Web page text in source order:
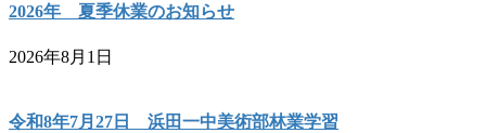
2026年 夏季休業のお知らせ
2026年8月1日
令和8年7月27日 浜田一中美術部林業学習